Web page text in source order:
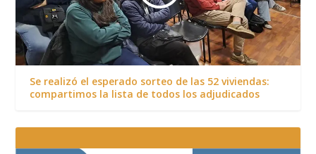
Se realizó el esperado sorteo de las 52 viviendas:
compartimos la lista de todos los adjudicados